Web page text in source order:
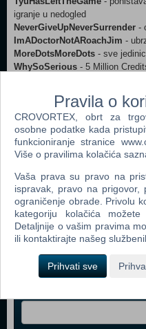
igranje u nedogled
NeverGiveUpNeverSurrender -
ImADoctorNotARoachJim -
MoreDotsMoreDots - sve
WhySoSerious - 5 Million
EyeOfSauron
- otvara sve
StayClassyMarSara- otvara
HoradricCube- otvara sve
Jaynestown- 5000 Terrazina
Webshop newsletter
Ime i prezime
Pravila o
CROVORTEX, obrt za
osobne podatke kada
funkcioniranje stranice
Više o pravilima kolačića
Vaša prava su pravo na
ispravak, pravo na
ograničenje obrade. Privolu
kategoriju kolačića
Detaljnije o vašim pravima
ili kontaktirajte našeg
Prihvati sve